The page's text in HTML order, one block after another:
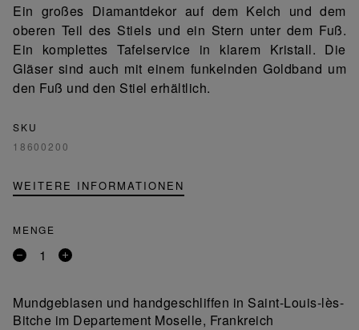
Ein großes Diamantdekor auf dem Kelch und dem
oberen Teil des Stiels und ein Stern unter dem Fuß.
Ein komplettes Tafelservice in klarem Kristall. Die
Gläser sind auch mit einem funkelnden Goldband um
den Fuß und den Stiel erhältlich.
SKU
18600200
WEITERE INFORMATIONEN
MENGE
Entfernen
Produkt
Ein
Mundgeblasen und handgeschliffen in Saint-Louis-lès-
Bitche im Departement Moselle, Frankreich